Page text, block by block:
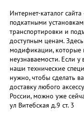
Интернет-каталог
подкатными
транспортировки и
доступным ценам.
модификации, которые
неузнаваемости. Если
наши технические
нужно, чтобы сделать
доставку любого
России, можно уже
ул Витебская д.9 ст. 3